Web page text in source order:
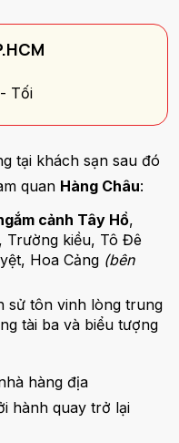
Tối
tại khách sạn sau đó
quan Hàng Châu:
cảnh Tây Hồ,
Trường kiều, Tô Đê
Hoa Cảng (bên
sử tôn vinh lòng trung
tài ba và biểu tượng
hàng địa
hành quay trở lại